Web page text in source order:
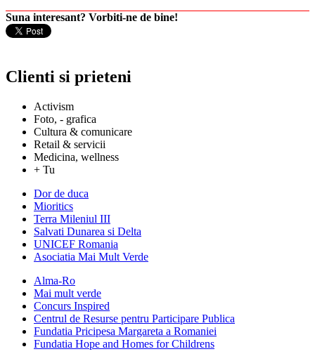
Suna interesant? Vorbiti-ne de bine!
Clienti si prieteni
Activism
Foto, - grafica
Cultura & comunicare
Retail & servicii
Medicina, wellness
+ Tu
Dor de duca
Mioritics
Terra Mileniul III
Salvati Dunarea si Delta
UNICEF Romania
Asociatia Mai Mult Verde
Alma-Ro
Mai mult verde
Concurs Inspired
Centrul de Resurse pentru Participare Publica
Fundatia Pricipesa Margareta a Romaniei
Fundatia Hope and Homes for Childrens